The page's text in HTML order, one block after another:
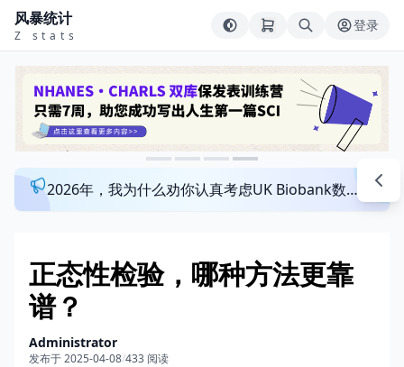
风暴统计
Z stats
登录
2026年，我为什么劝你认真考虑UK Biobank数据库？来看看这个一对一指导发文班
正态性检验，哪种方法更靠
谱？
Administrator
发布于 2025-04-08/433 阅读